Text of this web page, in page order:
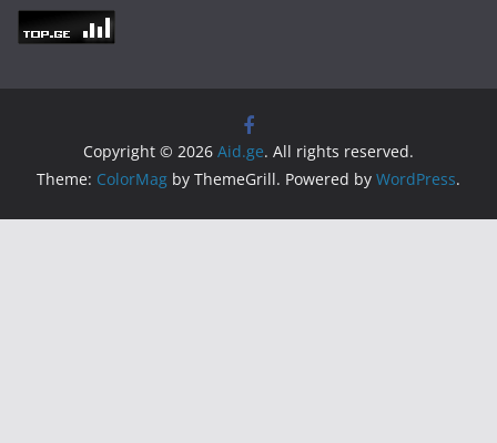
Copyright © 2026 Aid.ge. All rights reserved.
Theme: ColorMag by ThemeGrill. Powered by WordPress.